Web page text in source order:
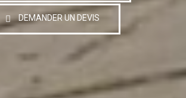
DEMANDER UN DEVIS